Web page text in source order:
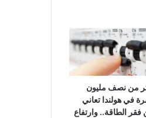
من نصف مليون
في هولندا تعاني
فقر الطاقة.. وارتفاع